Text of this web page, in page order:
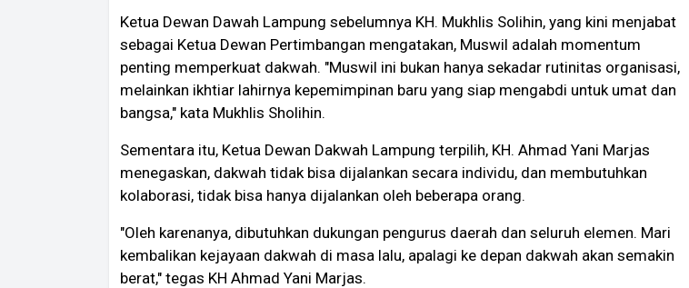
Ketua Dewan Dawah Lampung sebelumnya KH. Mukhlis Solihin, yang kini menjabat
sebagai Ketua Dewan Pertimbangan mengatakan, Muswil adalah momentum
penting memperkuat dakwah. "Muswil ini bukan hanya sekadar rutinitas organisasi,
melainkan ikhtiar lahirnya kepemimpinan baru yang siap mengabdi untuk umat dan
bangsa," kata Mukhlis Sholihin.
Sementara itu, Ketua Dewan Dakwah Lampung terpilih, KH. Ahmad Yani Marjas
menegaskan, dakwah tidak bisa dijalankan secara individu, dan membutuhkan
kolaborasi, tidak bisa hanya dijalankan oleh beberapa orang.
"Oleh karenanya, dibutuhkan dukungan pengurus daerah dan seluruh elemen. Mari
kembalikan kejayaan dakwah di masa lalu, apalagi ke depan dakwah akan semakin
berat," tegas KH Ahmad Yani Marjas.